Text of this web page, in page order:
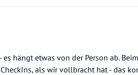
es hängt etwas von der Person ab.
als wir vollbracht hat - das